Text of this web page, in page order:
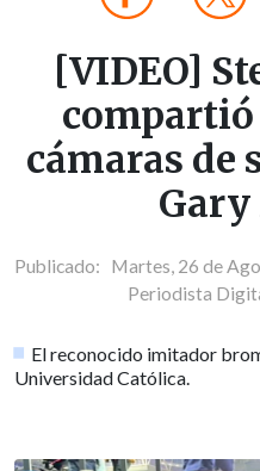
[VIDEO]
compartió
cámaras de
Publicado: Martes, 26 de
Periodista
El reconocido imitador
Universidad Católica.